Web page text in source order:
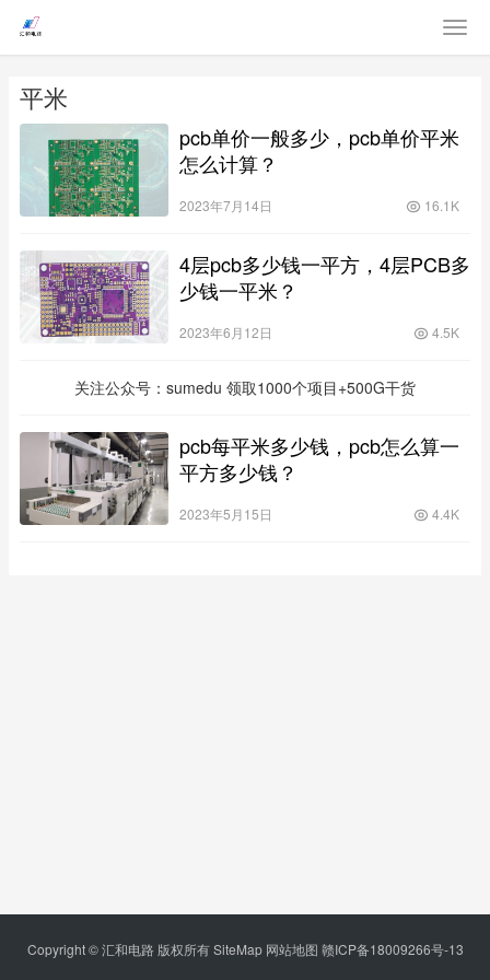
平米
pcb单价一般多少，pcb单价平米
怎么计算？
2023年7月14日 16.1K
4层pcb多少钱一平方，4层PCB多
少钱一平米？
2023年6月12日 4.5K
关注公众号：sumedu 领取1000个项目+500G干货
pcb每平米多少钱，pcb怎么算一
平方多少钱？
2023年5月15日 4.4K
Copyright © 汇和电路 版权所有SiteMap 网站地图 赣ICP备18009266号-13